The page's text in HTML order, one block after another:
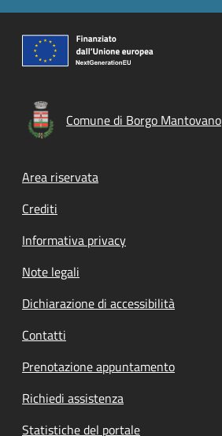
Comune di Borgo Mantovano
Footer menu
Area riservata
Crediti
Informativa privacy
Note legali
Dichiarazione di accessibilità
Contatti
Prenotazione appuntamento
Richiedi assistenza
Statistiche del portale